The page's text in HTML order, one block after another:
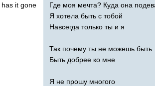
has it gone
Где моя мечта? Куда она
Я хотела быть с тобой
Навсегда только ты и я
Так почему ты не можешь быть
Быть добрее ко мне
Я не прошу многого